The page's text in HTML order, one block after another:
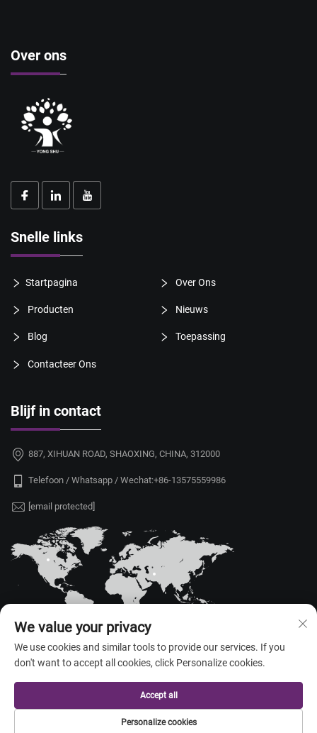
Over ons
Snelle links
Startpagina Over Ons
Producten Nieuws
Blog Toepassing
Contacteer Ons
Blijf in contact
887, XIHUAN ROAD, SHAOXING, CHINA, 312000
Telefoon / Whatsapp / Wechat:+86-13575559986
[email protected]
voorbehouden. —
Privacybeleid
We value your privacy
We use cookies and similar tools to provide our services. If you
don't want to accept all cookies, click Personalize cookies.
Personalize cookies
Accept all